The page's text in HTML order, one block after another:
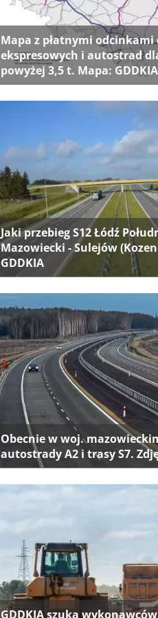
Mapa z płatnymi odcinkami
ekspresowych i autostrad
powyżej 3,5 t. Mapa: GDDKIA
Jaki przebieg S12 Łódź
Mazowiecki - Sulejów
GDDKIA
Obecnie w woj.
autostrady A2 i trasy S7.
GDDKIA szuka